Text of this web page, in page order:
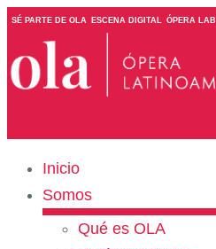
SÉ PARTE DE OLA ESCENA DIGITAL ÓPERA LAB
Inicio
Somos
Qué es OLA